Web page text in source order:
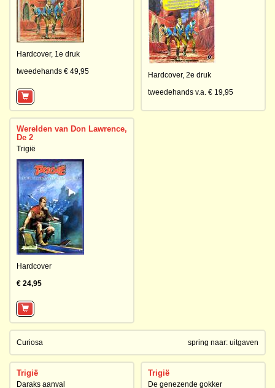
Hardcover, 1e druk
tweedehands € 49,95
Hardcover, 2e druk
tweedehands v.a. € 19,95
Werelden van Don Lawrence,
De 2
Trigië
Hardcover
€ 24,95
spring naar: uitgaven
Curiosa
Trigië
Daraks aanval
Trigië
De genezende gokker